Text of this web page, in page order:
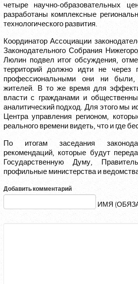
четыре научно-образовательных
разработаны комплексные
технологического развития.
Координатор Ассоциации
Законодательного Собрания
Люлин подвел итог обсуждения,
территорий должно идти не
профессиональными они ни
жителей. В то же время для
власти с гражданами и
аналитический подход. Для этого мы
Центра управления регионом,
реального времени видеть, что и где
По итогам заседания
рекомендаций, которые будут
Государственную Думу,
профильные министерства и
Добавить комментарий
ИМЯ